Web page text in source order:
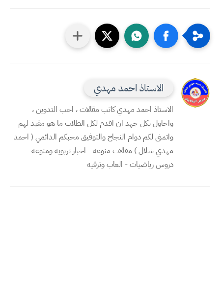
الاستاذ احمد مهدي
الاستاذ احمد مهدي كاتب مقالات ، احب التدوين ،
واحاول بكل جهد ان اقدم لكل الطلاب ما هو مفيد لهم
واتمنى لكم دوام النجاح والتوفيق محبكم الدائمي ( احمد
مهدي شلال ) مقالات منوعه - اخبار تربويه ومنوعه -
دروس رياضيات - العاب وترفيه